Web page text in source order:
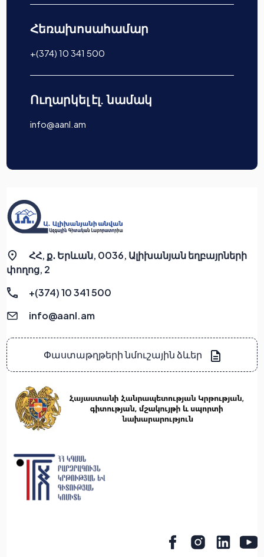
Հեռախոսահամար
+(374) 10 341 500
Ուղարկել էլ. նամակ
info@aanl.am
ՀՀ, ք․ Երևան, 0036, Ալիխանյան եղբայրների
փողոց, 2
+(374) 10 341 500
info@aanl.am
Փաստաթղթերի նմուշային ձևեր